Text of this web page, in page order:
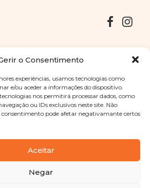
o Consentimento
experiências, usamos tecnologias como
e/ou aceder a informações do dispositivo.
nos permitirá processar dados, como
ou IDs exclusivos neste site. Não
pode afetar negativamante certos
Aceitar
Negar
Sabores Santa Clara
. Todos os direitos
de Privacidade |Termos e condições
Your Branding Agency